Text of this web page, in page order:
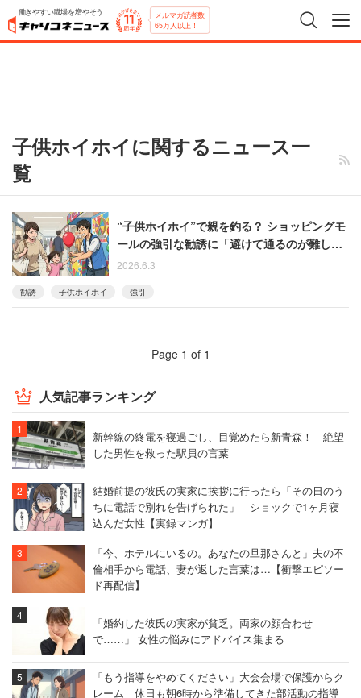
働きやすい職場を増やそう メルマガ読者数
65万人以上！
子供ホイホイに関するニュース一
覧
“子供ホイホイ”で親を釣る？ ショッピングモ
ールの強引な勧誘に「避けて通るのが難し
い」親たちの不満噴出
2026.6.3
勧誘 子供ホイホイ 強引
Page 1 of 1
人気記事ランキング
新幹線の終電を寝過ごし、目覚めたら新青森！ 絶望
した男性を救った駅員の言葉
結婚前提の彼氏の実家に挨拶に行ったら「その日のう
ちに電話で別れを告げられた」 ショックで1ヶ月寝
込んだ女性【実録マンガ】
「今、ホテルにいるの。あなたの旦那さんと」夫の不
倫相手から電話、妻が返した言葉は…【衝撃エピソー
ド再配信】
「婚約した彼氏の実家が貧乏。両家の顔合わせ
で……」 女性の悩みにアドバイス集まる
「もう指導をやめてください」大会会場で保護からク
レーム 休日も朝6時から準備してきた部活動の指導